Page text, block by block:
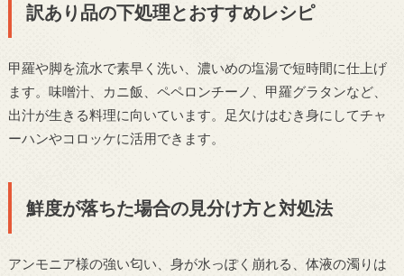
訳あり品の下処理とおすすめレシピ
甲羅や脚を流水で素早く洗い、濃いめの塩湯で短時間に仕上げ
ます。味噌汁、カニ飯、ペペロンチーノ、甲羅グラタンなど、
出汁が生きる料理に向いています。足欠けはむき身にしてチャ
ーハンやコロッケに活用できます。
鮮度が落ちた場合の見分け方と対処法
アンモニア様の強い匂い、身が水っぽく崩れる、体液の濁りは